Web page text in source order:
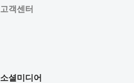
고객센터
소셜미디어